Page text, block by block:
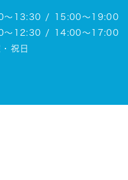
13:30 / 15:00～19:00
12:30 / 14:00～17:00
祝日